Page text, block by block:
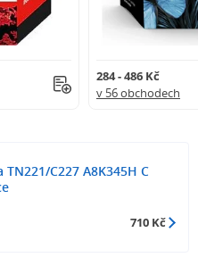
284 - 486 Kč
v 56 obchodech
C227 A8K345H C
710 Kč